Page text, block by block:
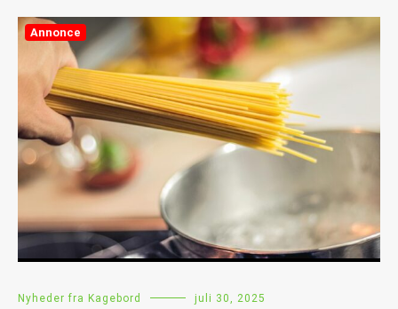
Annonce
Nyheder fra Kagebord juli 30, 2025